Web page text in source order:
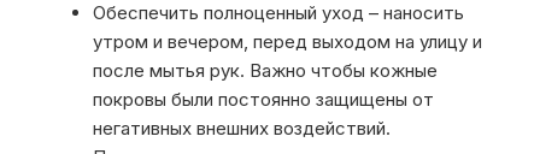
Обеспечить полноценный уход – наносить
утром и вечером, перед выходом на улицу и
после мытья рук. Важно чтобы кожные
покровы были постоянно защищены от
негативных внешних воздействий.